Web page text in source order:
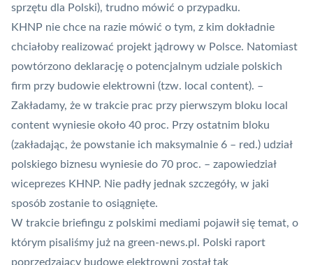
sprzętu dla Polski), trudno mówić o przypadku.
KHNP nie chce na razie mówić o tym, z kim dokładnie
chciałoby realizować projekt jądrowy w Polsce. Natomiast
powtórzono deklarację o potencjalnym udziale polskich
firm przy budowie elektrowni (tzw. local content). –
Zakładamy, że w trakcie prac przy pierwszym bloku local
content wyniesie około 40 proc. Przy ostatnim bloku
(zakładając, że powstanie ich maksymalnie 6 – red.) udział
polskiego biznesu wyniesie do 70 proc. – zapowiedział
wiceprezes KHNP. Nie padły jednak szczegóły, w jaki
sposób zostanie to osiągnięte.
W trakcie briefingu z polskimi mediami pojawił się temat, o
którym pisaliśmy już na green-news.pl. Polski raport
poprzedzający budowę elektrowni został tak